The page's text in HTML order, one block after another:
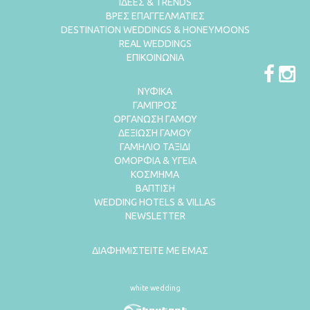
ΒΡΕΣ ΕΠΑΓΓΕΛΜΑΤΙΕΣ
DESTINATION WEDDINGS & HONEYMOONS
REAL WEDDINGS
ΕΠΙΚΟΙΝΩΝΙΑ
ΝΥΦΙΚΑ
ΓΑΜΠΡΟΣ
ΟΡΓΑΝΩΣΗ ΓΑΜΟΥ
ΔΕΞΙΩΣΗ ΓΑΜΟΥ
ΓΑΜΗΛΙΟ ΤΑΞΙΔΙ
ΟΜΟΡΦΙΑ & ΥΓΕΙΑ
ΚΟΣΜΗΜΑ
ΒΑΠΤΙΣΗ
WEDDING HOTELS & VILLAS
NEWSLETTER
ΔΙΑΦΗΜΙΣΤΕΙΤΕ ΜΕ ΕΜΑΣ
white wedding